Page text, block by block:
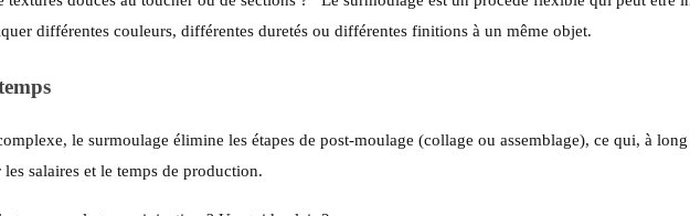
différentes couleurs, différentes duretés ou différentes finitions à un même objet.
le surmoulage élimine les étapes de post-moulage (collage ou assemblage), ce qui, à long
salaires et le temps de production.